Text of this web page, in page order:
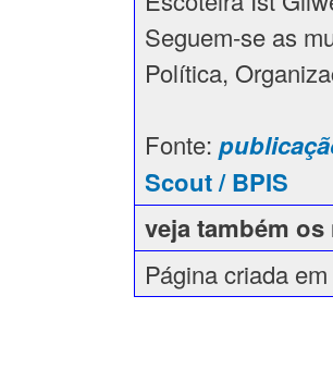
Seguem-se as
Política,
Fonte:
Scout / BPIS
veja também
Página criada